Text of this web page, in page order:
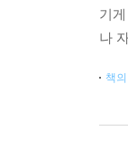
기
나
책